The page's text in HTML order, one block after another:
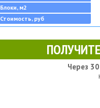
Блоки, м2
Стоимость, руб
Через